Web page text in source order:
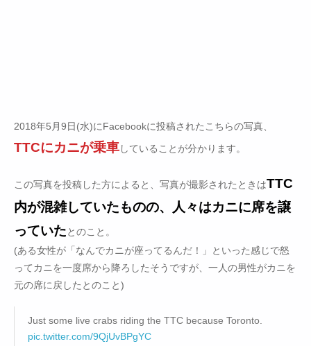
2018年5月9日(水)にFacebookに投稿されたこちらの写真、
TTCにカニが乗車していることが分かります。
この写真を投稿した方によると、写真が撮影されたときはTTC
内が混雑していたものの、人々はカニに席を譲
っていたとのこと。
(ある女性が「なんでカニが座ってるんだ！」といった感じで怒
ってカニを一度席から降ろしたそうですが、一人の男性がカニを
元の席に戻したとのこと)
Just some live crabs riding the TTC because Toronto.
pic.twitter.com/9QjUvBPgYC